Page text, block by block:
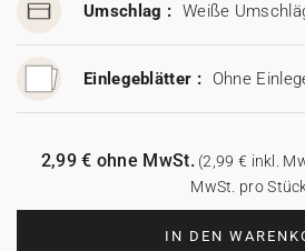
Umschlag :
Einlegeblätter : Ohne
IN DEN
2,99 € ohne MwSt.(2,99 € inkl.
MwSt. pro